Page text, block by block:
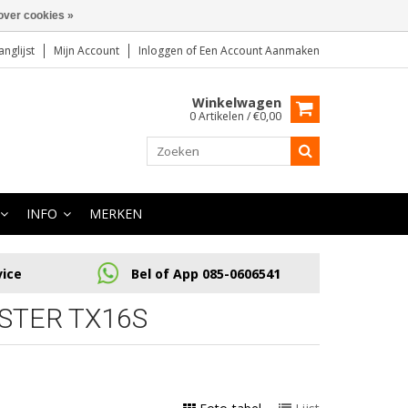
Mijn Account Inloggen of Een Account Aanmaken
Winkelwagen
0 Artikelen / €0,00
INFO MERKEN
Bel of App 085-0606541
TX16S
cookies »